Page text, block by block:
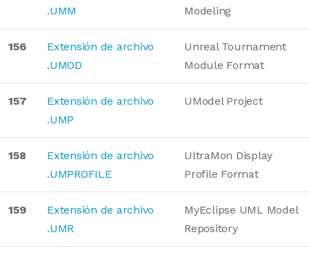
.UMM
Modeling
156
Extensión de archivo
.UMOD
Unreal Tournament
Module Format
157
Extensión de archivo
.UMP
UModel Project
158
Extensión de archivo
.UMPROFILE
UltraMon Display
Profile Format
159
Extensión de archivo
.UMR
MyEclipse UML Model
Repository